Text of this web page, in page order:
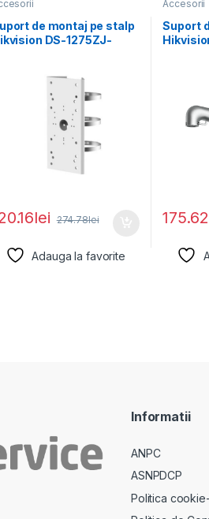
de montaj pe stalp
DS-1275ZJ-
lei 274.78lei
Adauga la favorite
Accesorii
Suport
175.62
Informatii
ANPC
ASNPDCP
Politica